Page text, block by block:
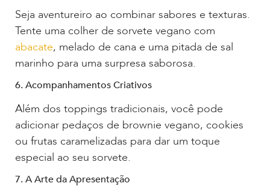
Seja aventureiro ao combinar sabores e texturas.
Tente uma colher de sorvete vegano com
abacate, melado de cana e uma pitada de sal
marinho para uma surpresa saborosa.
6. Acompanhamentos Criativos
Além dos toppings tradicionais, você pode
adicionar pedaços de brownie vegano, cookies
ou frutas caramelizadas para dar um toque
especial ao seu sorvete.
7. A Arte da Apresentação